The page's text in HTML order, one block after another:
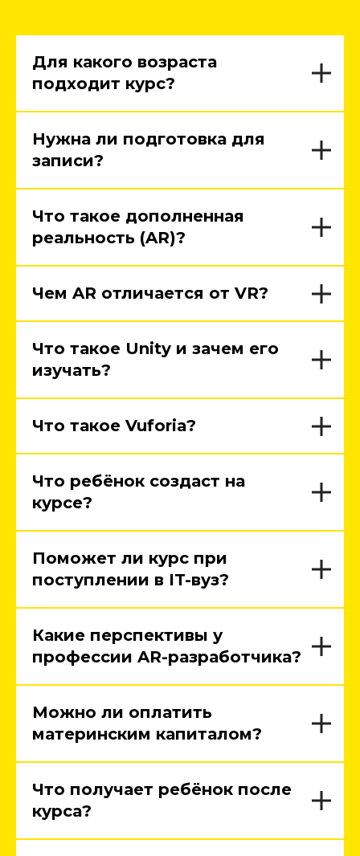
Для какого возраста
подходит курс?
Нужна ли подготовка для
записи?
Что такое дополненная
реальность (AR)?
Чем AR отличается от VR?
Что такое Unity и зачем его
изучать?
Что такое Vuforia?
Что ребёнок создаст на
курсе?
Поможет ли курс при
поступлении в IT-вуз?
Какие перспективы у
профессии AR-разработчика?
Можно ли оплатить
материнским капиталом?
Что получает ребёнок после
курса?